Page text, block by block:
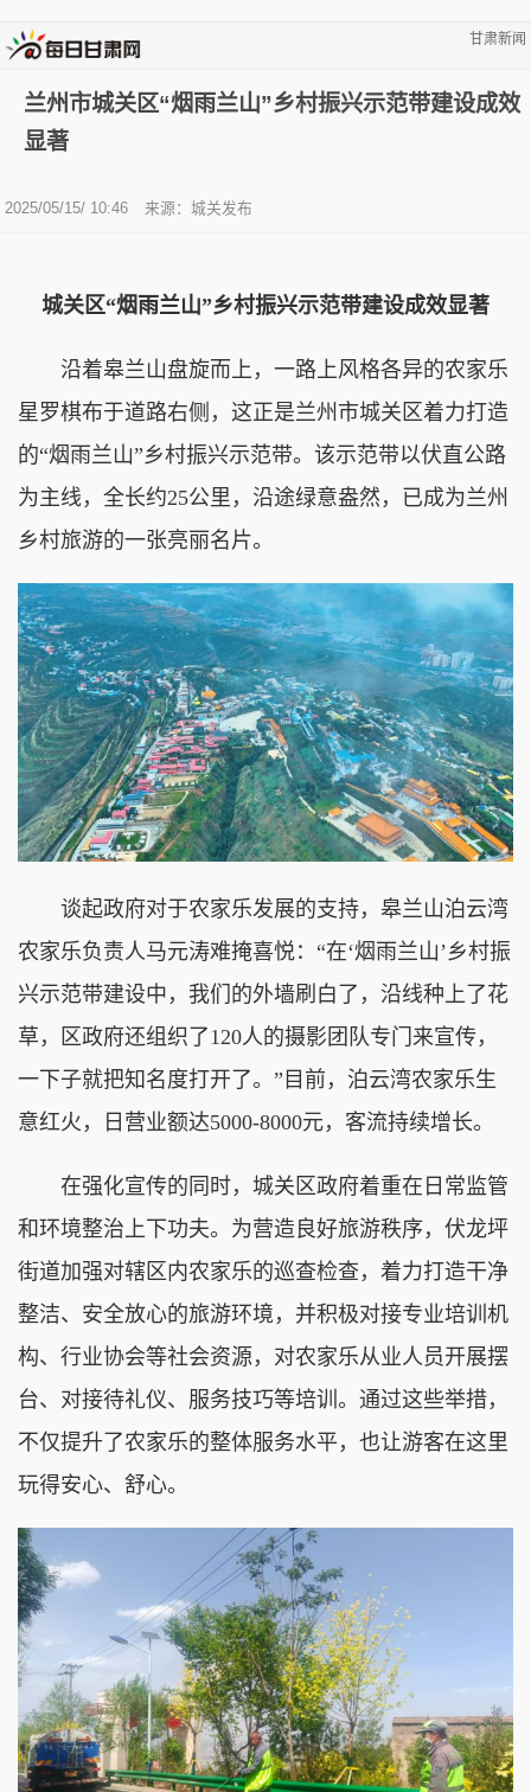
甘肃新闻
兰州市城关区“烟雨兰山”乡村振兴示范带建设成效
显著
2025/05/15/ 10:46 来源：城关发布
城关区“烟雨兰山”乡村振兴示范带建设成效显著
沿着皋兰山盘旋而上，一路上风格各异的农家乐
星罗棋布于道路右侧，这正是兰州市城关区着力打造
的“烟雨兰山”乡村振兴示范带。该示范带以伏直公路
为主线，全长约25公里，沿途绿意盎然，已成为兰州
乡村旅游的一张亮丽名片。
谈起政府对于农家乐发展的支持，皋兰山泊云湾
农家乐负责人马元涛难掩喜悦：“在‘烟雨兰山’乡村振
兴示范带建设中，我们的外墙刷白了，沿线种上了花
草，区政府还组织了120人的摄影团队专门来宣传，
一下子就把知名度打开了。”目前，泊云湾农家乐生
意红火，日营业额达5000-8000元，客流持续增长。
在强化宣传的同时，城关区政府着重在日常监管
和环境整治上下功夫。为营造良好旅游秩序， 伏龙坪
街道加强对辖区内农家乐的巡查检查，着力打造干净
整洁、安全放心的旅游环境，并积极对接专业培训机
构、行业协会等社会资源，对农家乐从业人员开展摆
台、对接待礼仪、服务技巧等培训。通过这些举措，
不仅提升了农家乐的整体服务水平，也让游客在这里
玩得安心、舒心。